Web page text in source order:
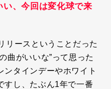
い、今回は変化球で来
リースということだった
曲がいいな”って思った
ンタインデーやホワイト
すし、たぶん1年で一番